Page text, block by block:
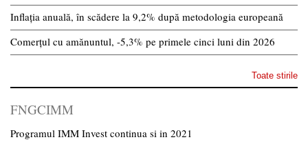
Inflația anuală, în scădere la 9,2% după metodologia europeană
Comerțul cu amănuntul, -5,3% pe primele cinci luni din 2026
Toate stirile
FNGCIMM
Programul IMM Invest continua si in 2021